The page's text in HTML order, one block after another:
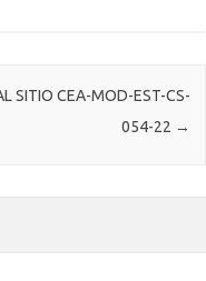
SITIO CEA-MOD-EST-CS-
054-22 →